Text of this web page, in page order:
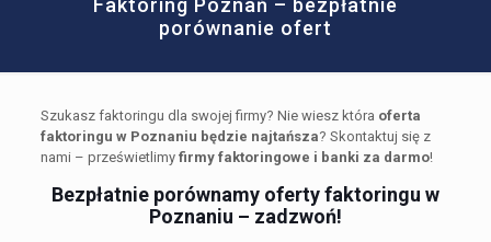
Faktoring Poznań – bezpłatnie
porównanie ofert
Szukasz faktoringu dla swojej firmy? Nie wiesz która oferta
faktoringu w Poznaniu będzie najtańsza? Skontaktuj się z
nami – prześwietlimy firmy faktoringowe i banki za darmo!
Bezpłatnie porównamy oferty faktoringu w
Poznaniu – zadzwoń!